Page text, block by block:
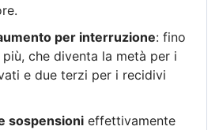
per interruzione: fino
che diventa la metà per i
e due terzi per i recidivi
sospensioni effettivamente